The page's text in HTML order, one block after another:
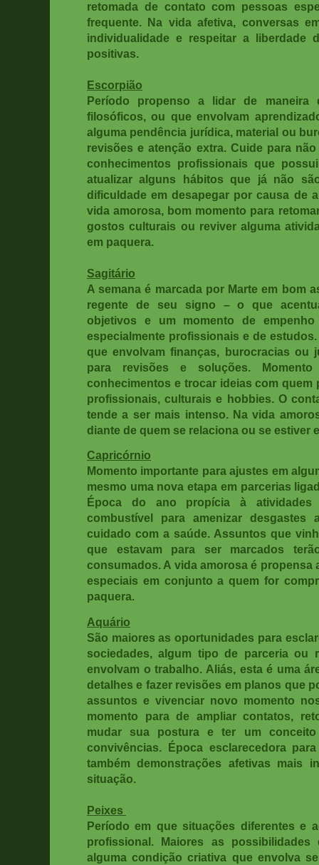
retomada de contato com pessoas
frequente. Na vida afetiva, conversas
individualidade e respeitar a liberdade
positivas.
Escorpião
Período propenso a lidar de maneira
filosóficos, ou que envolvam
alguma pendência jurídica, material ou
revisões e atenção extra. Cuide para
conhecimentos profissionais que
atualizar alguns hábitos que já não
dificuldade em desapegar por causa de
vida amorosa, bom momento para
gostos culturais ou reviver alguma
em paquera.
Sagitário
A semana é marcada por Marte em bom
regente de seu signo – o que
objetivos e um momento de
especialmente profissionais e de
que envolvam finanças, burocracias ou
para revisões e soluções.
conhecimentos e trocar ideias com
profissionais, culturais e hobbies. O
tende a ser mais intenso. Na vida
diante de quem se relaciona ou se estiver
Capricórnio
Momento importante para ajustes em
mesmo uma nova etapa em parcerias
Época do ano propícia à
combustível para amenizar desgastes
cuidado com a saúde. Assuntos que
que estavam para ser marcados
consumados. A vida amorosa é propensa
especiais em conjunto a quem for
paquera.
Aquário
São maiores as oportunidades para
sociedades, algum tipo de parceria ou
envolvam o trabalho. Aliás, esta é uma
detalhes e fazer revisões em planos que
assuntos e vivenciar novo momento
momento para de ampliar contatos,
mudar sua postura e ter um
convivências. Época esclarecedora
também demonstrações afetivas mais
situação.
Peixes
Período em que situações diferentes e
profissional. Maiores as
alguma condição criativa que envolva